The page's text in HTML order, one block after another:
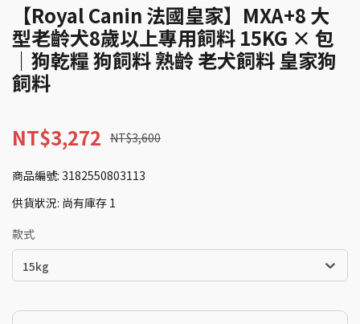
【Royal Canin 法國皇家】MXA+8 大
型老齡犬8歲以上專用飼料 15KG × 包
｜狗乾糧 狗飼料 熟齡 老犬飼料 皇家狗
飼料
NT$3,272 NT$3,600
商品編號: 3182550803113
供貨狀況: 尚有庫存 1
款式
15kg